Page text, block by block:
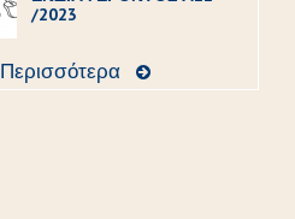
/2023
Περισσότερα